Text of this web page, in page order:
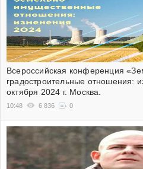
Всероссийская конференция
градостроительные отношения:
октября 2024 г. Москва.
10:48 6 836 0